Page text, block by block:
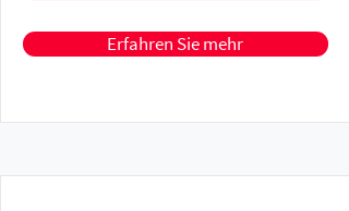
Erfahren Sie mehr